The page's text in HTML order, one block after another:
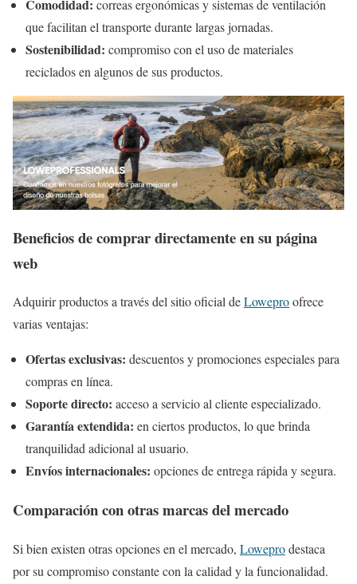
Comodidad: correas ergonómicas y sistemas de ventilación
que facilitan el transporte durante largas jornadas.
Sostenibilidad: compromiso con el uso de materiales
reciclados en algunos de sus productos.
Beneficios de comprar directamente en su página
web
Adquirir productos a través del sitio oficial deLoweproofrece
varias ventajas:
Ofertas exclusivas: descuentos y promociones especiales para
compras en línea.
Soporte directo: acceso a servicio al cliente especializado.
Garantía extendida: en ciertos productos, lo que brinda
tranquilidad adicional al usuario.
Envíos internacionales: opciones de entrega rápida y segura.
Comparación con otras marcas del mercado
Si bien existen otras opciones en el mercado, Loweprodestaca
por su compromiso constante con la calidad y la funcionalidad.